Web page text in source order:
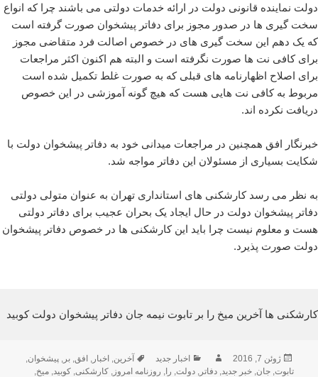
دولت نماینده قانونی دولت در ارائه خدمات دولتی می باشند چرا که انواع
سخت گیری ها در صدور مجوز برای دفاتر پیشخوان صورت گرفته است
که یک دهم این سخت گیری های در خصوص اصالت فرد متقاضی مجوز
برای کافی نت ها صورت نگرفته است و البته هم اکنون اکثر مراجعات
برای اصلاح اظهارنامه های قبلی که به صورت غلط تکمیل شده است
مربوط به کافی نت هایی هست که هیچ گونه آموزشی در این خصوص
دریافت نکرده اند.
خبرنگار افق همچنین در مراجعات میدانی خود به دفاتر پیشخوان دولت با
شکایت بسیاری از مسئولان این دفاتر مواجه شد.
به نظر می رسد کارشکنی های استانداری تهران به عنوان متولی دولتی
دفاتر پیشخوان دولت در حال ایجاد یک بحران عجیب برای دفاتر دولتی
هست و معلوم نیست چرا باید این کارشکنی ها در خصوص دفاتر پیشخوان
دولت صورت پذیرد.
کارشکنی ها آخرین میخ را بر تابوت نیمه جان دفاتر پیشخوان دولت کوبید
ارسال
شده
ژوئن 7, 2016 نویسندهدسته‌ها
اخبار جدید برچسب‌ها
آخرین, اخبار, افق,بر,پیشخوان,
تابوت,جان,خبر جدید,دفاتر,دولت, را, روزنامه امروز,کارشکنی,کوبید,میخ,